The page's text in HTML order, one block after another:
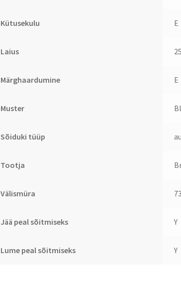
Kütusekulu E
Laius
Märghaardumine E
Muster
Sõiduki tüüp
Tootja
Välismüra 73
Jää peal sõitmiseks Y
Lume peal sõitmiseks Y